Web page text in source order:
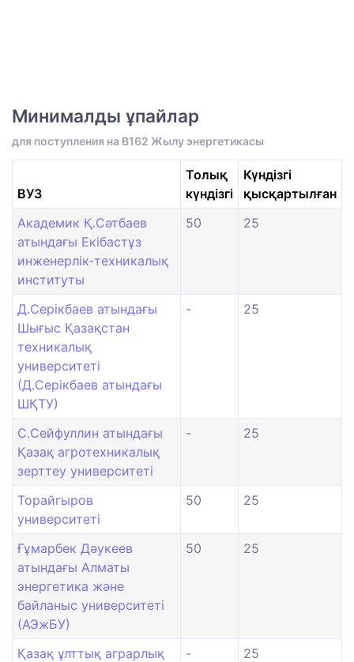
Минималды ұпайлар
для поступления на B162 Жылу энергетикасы
ВУЗ
Толық
күндізгі
Күндізгі
қысқартылған
Академик Қ.Сәтбаев
атындағы Екібастұз
инженерлік-техникалық
институты
50 25
Д.Серікбаев атындағы
Шығыс Қазақстан
техникалық
университеті
(Д.Серікбаев атындағы
ШҚТУ)
- 25
С.Сейфуллин атындағы
Қазақ агротехникалық
зерттеу университеті
- 25
Торайгыров
университеті
50 25
Ғұмарбек Дәукеев
атындағы Алматы
энергетика және
байланыс университеті
(АЭжБУ)
50 25
Қазақ ұлттық аграрлық
- 25